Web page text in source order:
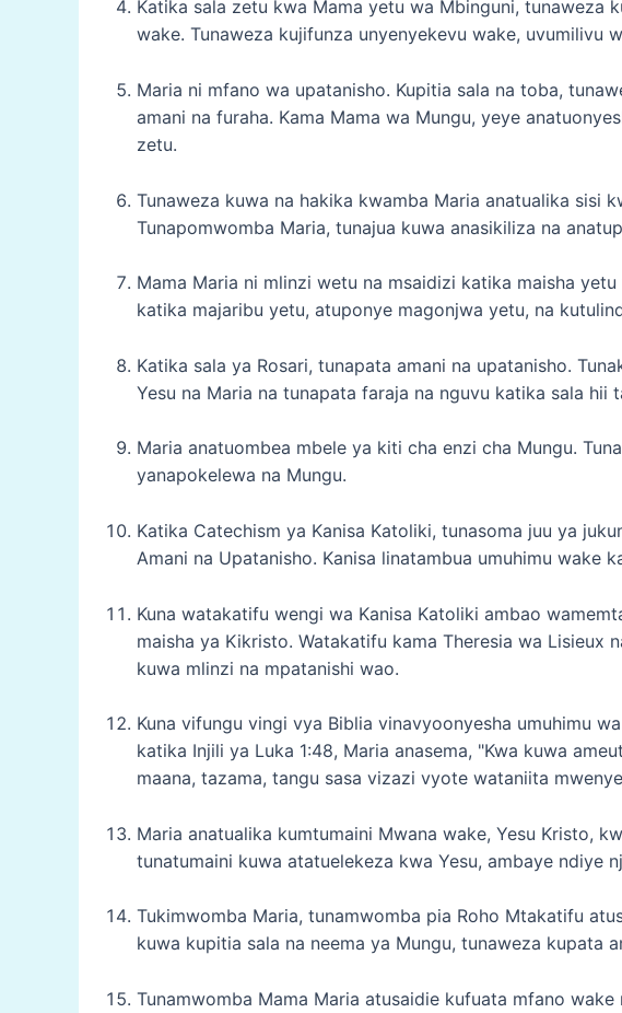
Katika sala zetu kwa Mama yetu wa Mbinguni, tunaweza
wake. Tunaweza kujifunza unyenyekevu wake, uvumilivu
Maria ni mfano wa upatanisho. Kupitia sala na toba,
amani na furaha. Kama Mama wa Mungu, yeye
zetu.
Tunaweza kuwa na hakika kwamba Maria anatualika sisi
Tunapomwomba Maria, tunajua kuwa anasikiliza na
Mama Maria ni mlinzi wetu na msaidizi katika maisha
katika majaribu yetu, atuponye magonjwa yetu, na
Katika sala ya Rosari, tunapata amani na upatanisho.
Yesu na Maria na tunapata faraja na nguvu katika sala hii
Maria anatuombea mbele ya kiti cha enzi cha Mungu.
yanapokelewa na Mungu.
Katika Catechism ya Kanisa Katoliki, tunasoma juu ya
Amani na Upatanisho. Kanisa linatambua umuhimu wake
Kuna watakatifu wengi wa Kanisa Katoliki ambao
maisha ya Kikristo. Watakatifu kama Theresia wa Lisieux
kuwa mlinzi na mpatanishi wao.
Kuna vifungu vingi vya Biblia vinavyoonyesha umuhimu
katika Injili ya Luka 1:48, Maria anasema, "Kwa kuwa
maana, tazama, tangu sasa vizazi vyote wataniita
Maria anatualika kumtumaini Mwana wake, Yesu Kristo,
tunatumaini kuwa atatuelekeza kwa Yesu, ambaye ndiye
Tukimwomba Maria, tunamwomba pia Roho Mtakatifu
kuwa kupitia sala na neema ya Mungu, tunaweza kupata
Tunamwomba Mama Maria atusaidie kufuata mfano